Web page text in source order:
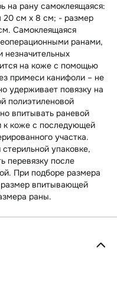
на рану самоклеящаяся:
20 см х 8 см; - размер
Самоклеящаяся
ранами,
незначительных
на коже с помощью
примеси канифоли – не
удерживает повязку на
полиэтиленовой
впитывать раневой
к коже с последующей
участка.
упаковке,
перевязку после
При подборе размера
размер впитывающей
раны.